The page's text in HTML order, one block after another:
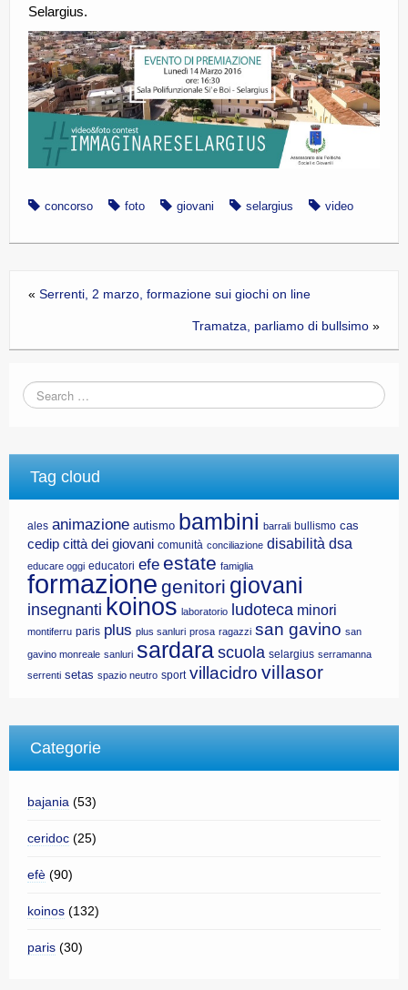
Selargius.
concorso foto giovani selargius video
« Serrenti, 2 marzo, formazione sui giochi on line
Tramatza, parliamo di bullsimo »
Tag cloud
ales animazione autismo bambini barrali bullismo cas
cedip città dei giovani comunità conciliazione disabilità dsa
educare oggi educatori efe estate famiglia
formazione genitori giovani
insegnanti koinos laboratorio ludoteca minori
montiferru paris plus plus sanluri prosa ragazzi san gavino san
gavino monreale sanluri sardara scuola selargius serramanna
serrenti setas spazio neutro sport villacidro villasor
Categorie
bajania (53)
ceridoc (25)
efè (90)
koinos (132)
paris (30)